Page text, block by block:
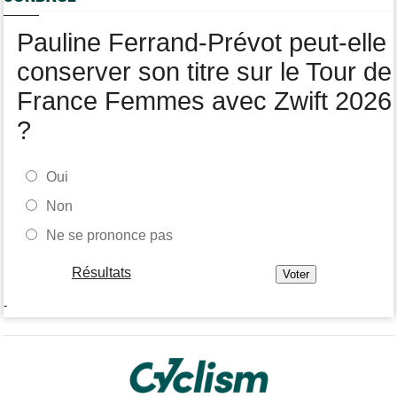
Pauline Ferrand-Prévot peut-elle
conserver son titre sur le Tour de
France Femmes avec Zwift 2026
?
Oui
Non
Ne se prononce pas
Résultats
-